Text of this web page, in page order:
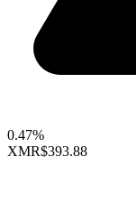
0.47%
XMR$393.88